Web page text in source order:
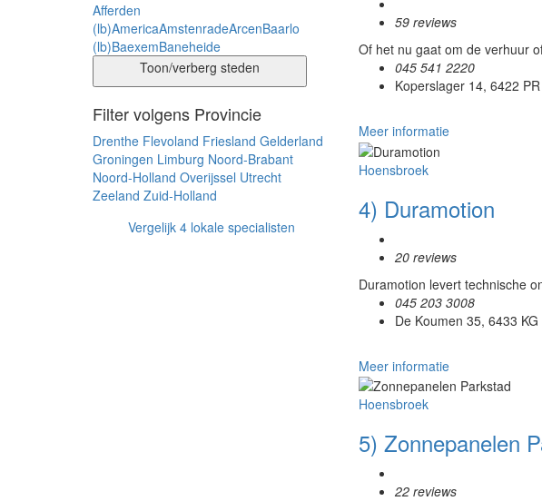
59 reviews
Of het nu gaat om de verhuur
045 541 2220
Koperslager 14, 6422
Meer informatie
Hoensbroek
4) Duramotion
20 reviews
Duramotion levert technische
045 203 3008
De Koumen 35, 6433
Meer informatie
Hoensbroek
5) Zonnepanelen
22 reviews
Afferden
(lb)AmericaAmstenradeArcenBaarlo
(lb)BaexemBaneheide
Toon/verberg steden
Filter volgens Provincie
Drenthe Flevoland Friesland Gelderland
Groningen Limburg Noord-Brabant
Noord-Holland Overijssel Utrecht
Zeeland Zuid-Holland
Vergelijk 4 lokale specialisten